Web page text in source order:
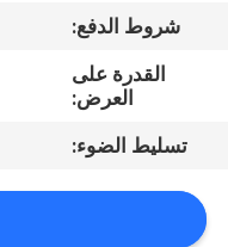
جولة
المعمل
مراقبة
الجودة
شروط الدفع:
القدرة على
العرض:
تسليط الضوء: